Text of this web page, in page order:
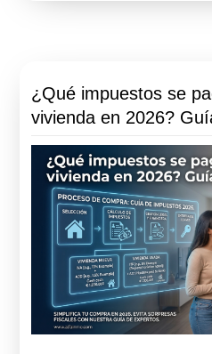
¿Qué impuestos se
vivienda en 2026?